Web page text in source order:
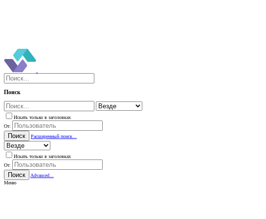
Поиск
Искать только в заголовках
От:
Поиск Расширенный поиск...
Искать только в заголовках
От:
Поиск
Advanced...
Меню